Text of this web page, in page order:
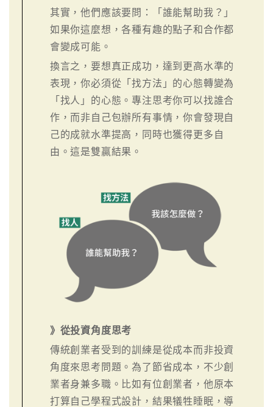
其實，他們應該要問：「誰能幫助我？」
如果你這麼想，各種有趣的點子和合作都
會變成可能。
換言之，要想真正成功，達到更高水準的
表現，你必須從「找方法」的心態轉變為
「找人」的心態。專注思考你可以找誰合
作，而非自己包辦所有事情，你會發現自
己的成就水準提高，同時也獲得更多自
由。這是雙贏結果。
》從投資角度思考
傳統創業者受到的訓練是從成本而非投資
角度來思考問題。為了節省成本，不少創
業者身兼多職。比如有位創業者，他原本
打算自己學程式設計，結果犠牲睡眠，導